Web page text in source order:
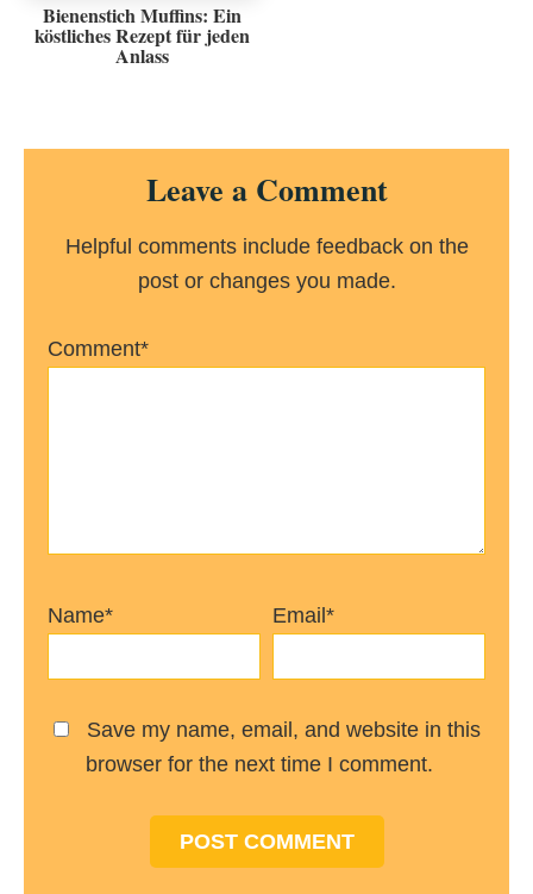
Bienenstich Muffins: Ein
köstliches Rezept für jeden
Anlass
Reader
InteractionsLeave a Comment
Helpful comments include feedback on the
post or changes you made.
Comment*
Name* Email*
Save my name, email, and website in this
browser for the next time I comment.